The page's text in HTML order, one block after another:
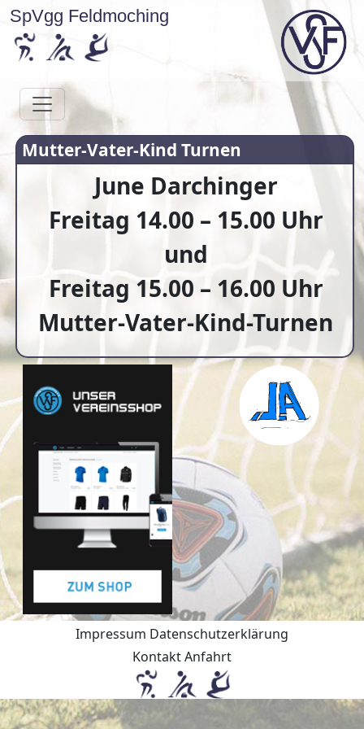
SpVgg Feldmoching
Mutter-Vater-Kind Turnen
June Darchinger
Freitag 14.00 – 15.00 Uhr
und
Freitag 15.00 – 16.00 Uhr
Mutter-Vater-Kind-Turnen
Impressum Datenschutzerklärung
KontaktAnfahrt